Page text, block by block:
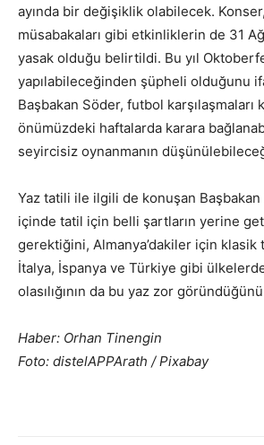
ayında bir değişiklik olabilecek.
müsabakaları gibi etkinliklerin de 31
yasak olduğu belirtildi. Bu yıl
yapılabileceğinden şüpheli olduğunu
Başbakan Söder, futbol karşılaşmaları
önümüzdeki haftalarda karara
seyircisiz oynanmanın
Yaz tatili ile ilgili de konuşan Başbakan
içinde tatil için belli şartların yerine
gerektiğini, Almanya’dakiler için
İtalya, İspanya ve Türkiye gibi
olasılığının da bu yaz zor
Haber: Orhan Tinengin
Foto: distelAPPArath / Pixabay